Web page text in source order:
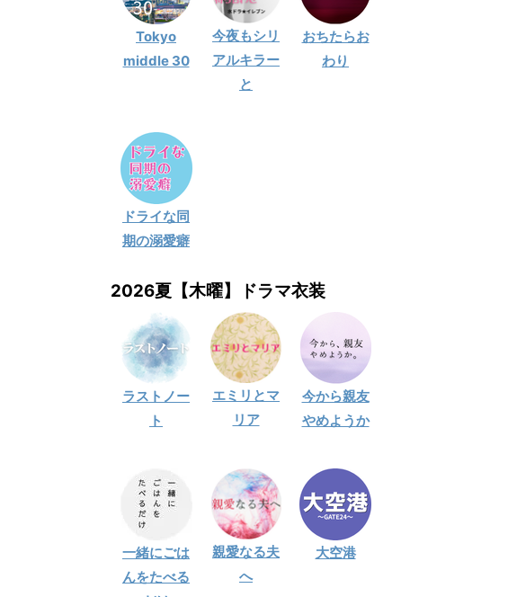
Tokyo
middle 30
今夜もシリ
アルキラー
と
おちたらお
わり
ドライな同
期の溺愛癖
2026夏【木曜】ドラマ衣装
ラストノー
ト
エミリとマ
リア
今から親友
やめようか
一緒にごは
んをたべる
親愛なる夫
へ
大空港